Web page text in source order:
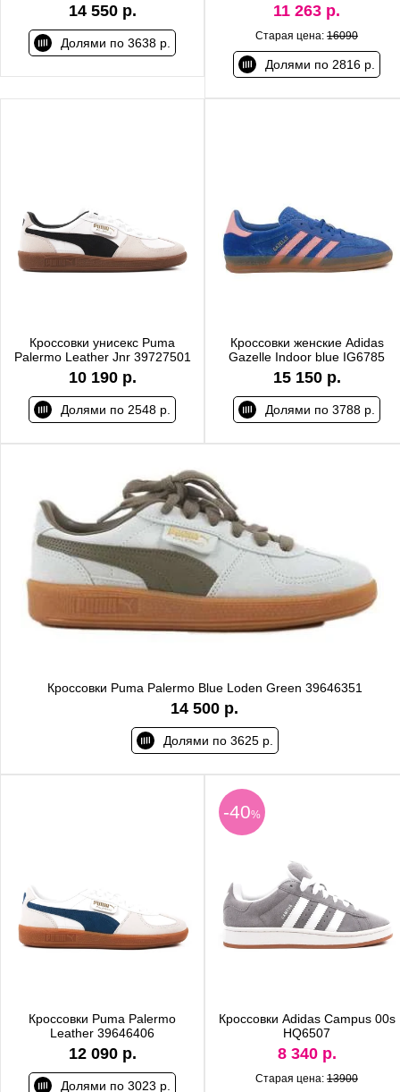
14 550 р.
Долями по 3638 р.
11 263 р.
Старая цена: 16090
Долями по 2816 р.
Кроссовки унисекс Puma
Palermo Leather Jnr 39727501
10 190 р.
Долями по 2548 р.
Кроссовки женские Adidas
Gazelle Indoor blue IG6785
15 150 р.
Долями по 3788 р.
Кроссовки Puma Palermo Blue Loden Green 39646351
14 500 р.
Долями по 3625 р.
Кроссовки Puma Palermo
Leather 39646406
12 090 р.
Долями по 3023 р.
-40%
Кроссовки Adidas Campus 00s
HQ6507
8 340 р.
Старая цена: 13900